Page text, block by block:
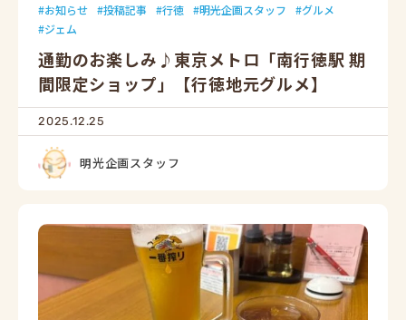
お知らせ 投稿記事 行徳 明光企画スタッフ
グルメ
ジェム
通勤のお楽しみ♪東京メトロ「南行徳駅 期
間限定ショップ」【行徳地元グルメ】
2025.12.25
明光企画スタッフ